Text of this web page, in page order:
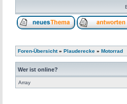
Foren-Übersicht» Plauderecke » Motorrad
Wer ist online?
Array